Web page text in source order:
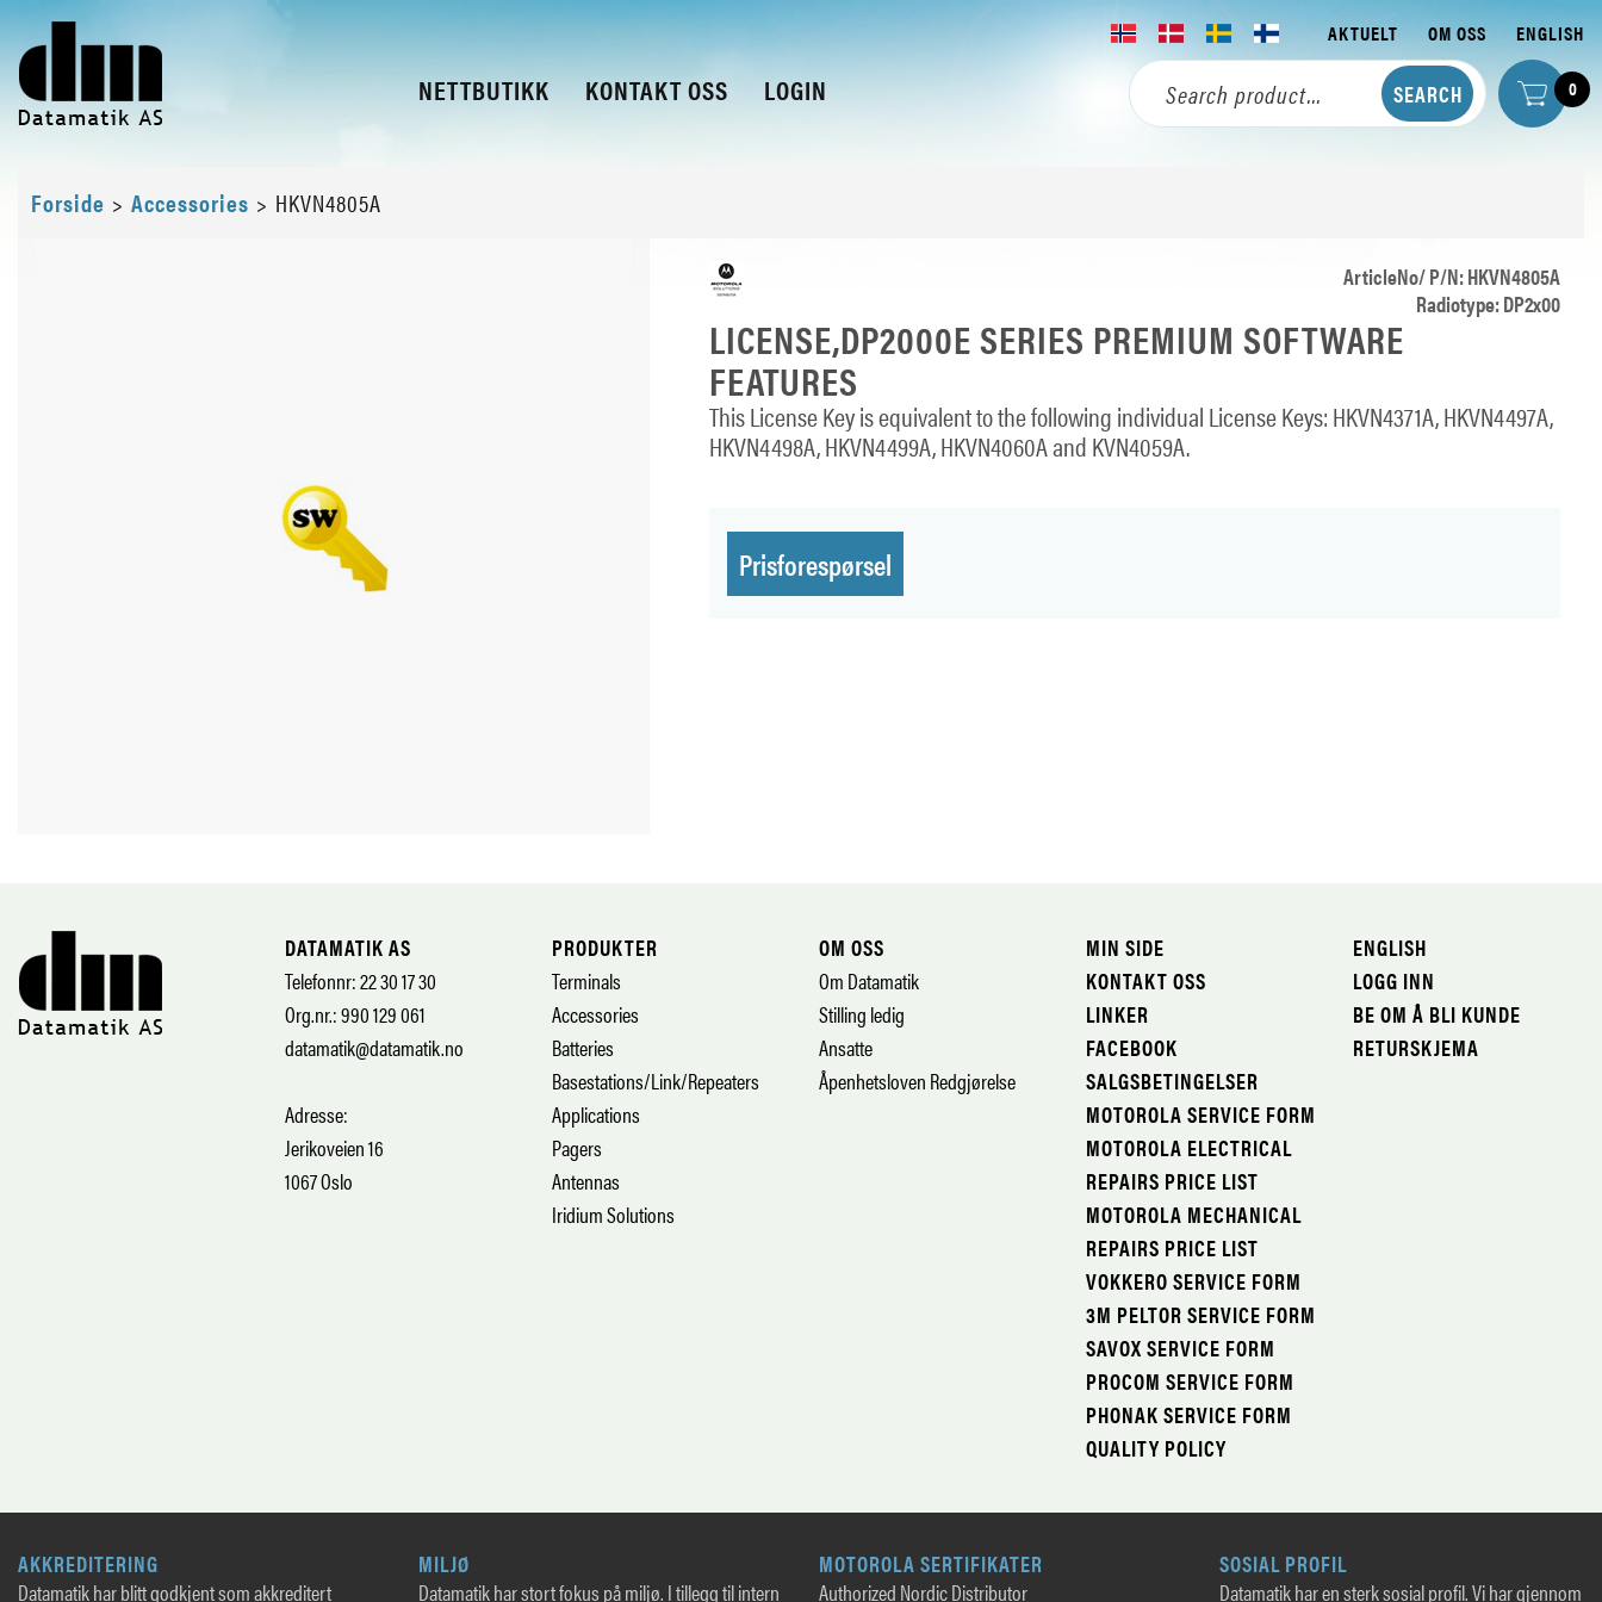
NETTBUTIKK KONTAKT OSS LOGIN
AKTUELT OM OSS ENGLISH
0
Forside > Accessories > HKVN4805A
ArticleNo/ P/N: HKVN4805A
Radiotype: DP2x00
LICENSE,DP2000E SERIES PREMIUM SOFTWARE
FEATURES
This License Key is equivalent to the following individual License Keys: HKVN4371A, HKVN4497A,
HKVN4498A, HKVN4499A, HKVN4060A and KVN4059A.
Prisforespørsel
DATAMATIK AS
Telefonnr: 22 30 17 30
Org.nr.: 990 129 061
datamatik@datamatik.no
Adresse:
Jerikoveien 16
1067 Oslo
PRODUKTER
Terminals
Accessories
Batteries
Basestations/Link/Repeaters
Applications
Pagers
Antennas
Iridium Solutions
OM OSS
Om Datamatik
Stilling ledig
Ansatte
Åpenhetsloven Redgjørelse
MIN SIDE
KONTAKT OSS
LINKER
FACEBOOK
SALGSBETINGELSER
MOTOROLA SERVICE FORM
MOTOROLA ELECTRICAL
REPAIRS PRICE LIST
MOTOROLA MECHANICAL
REPAIRS PRICE LIST
VOKKERO SERVICE FORM
3M PELTOR SERVICE FORM
SAVOX SERVICE FORM
PROCOM SERVICE FORM
PHONAK SERVICE FORM
QUALITY POLICY
ENGLISH
LOGG INN
BE OM Å BLI KUNDE
RETURSKJEMA
AKKREDITERING
Datamatik har blitt godkjent som akkreditert
MILJØ
Datamatik har stort fokus på miljø. I tillegg til intern
MOTOROLA SERTIFIKATER
Authorized Nordic Distributor
SOSIAL PROFIL
Datamatik har en sterk sosial profil. Vi har gjennom